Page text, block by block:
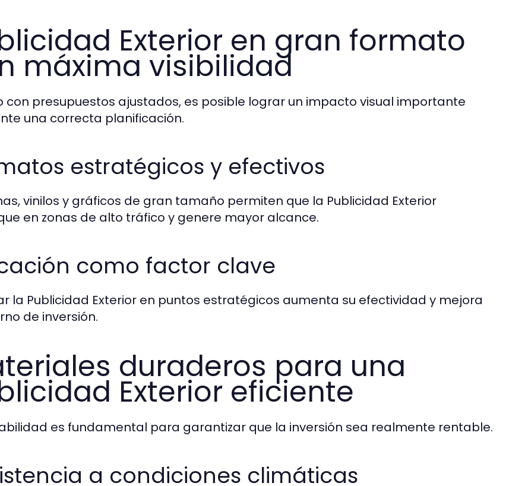
Exterior en gran formato
máxima visibilidad
con presupuestos ajustados, es posible lograr un impacto visual importante
una correcta planificación.
estratégicos y efectivos
vinilos y gráficos de gran tamaño permiten que la Publicidad Exterior
en zonas de alto tráfico y genere mayor alcance.
como factor clave
la Publicidad Exterior en puntos estratégicos aumenta su efectividad y mejora
de inversión.
duraderos para una
Exterior eficiente
es fundamental para garantizar que la inversión sea realmente rentable.
a condiciones climáticas